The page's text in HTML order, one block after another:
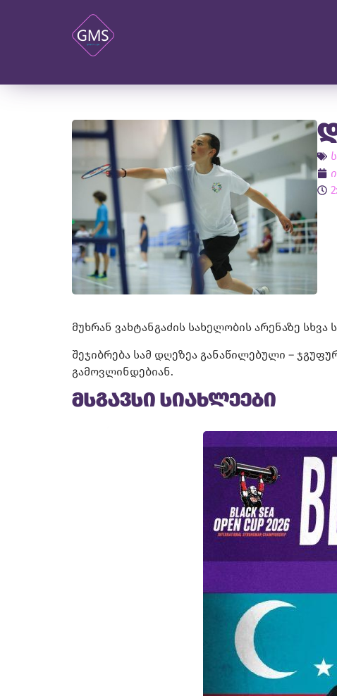
მუხრან ვახტანგაძის სახელობის არენაზე
შეჯიბრება სამ დღეზეა განაწილებული –
გამოვლინდებიან.
მსგავსი სიახლეები